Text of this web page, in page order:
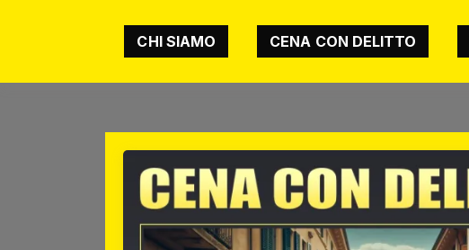
CHI SIAMO CENA CON DELITTO